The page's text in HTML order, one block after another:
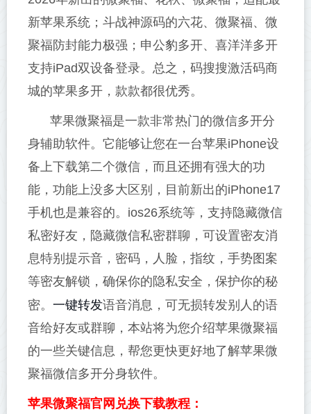
新苹果系统；斗战神源码的六花、微聚福、微
聚福防封能力极强；申公豹多开、喜洋洋多开
支持iPad双设备登录。总之，码搜搜激活码商
城的苹果多开，款款都很优秀。
苹果微聚福是一款非常热门的微信多开分
身辅助软件。它能够让您在一台苹果iPhone设
备上下载第二个微信，而且还拥有强大的功
能，功能上没多大区别，目前新出的iPhone17
手机也是兼容的。ios26系统等，支持隐藏微信
私密好友，隐藏微信私密群聊，可设置密友消
息特别提示音，密码，人脸，指纹，手势图案
等密友解锁，确保你的隐私安全，保护你的秘
密。 一键转发语音消息，可无损转发别人的语
音给好友或群聊，本站将为您介绍苹果微聚福
的一些关键信息，帮您更快更好地了解苹果微
聚福微信多开分身软件。
苹果微聚福官网兑换下载教程：